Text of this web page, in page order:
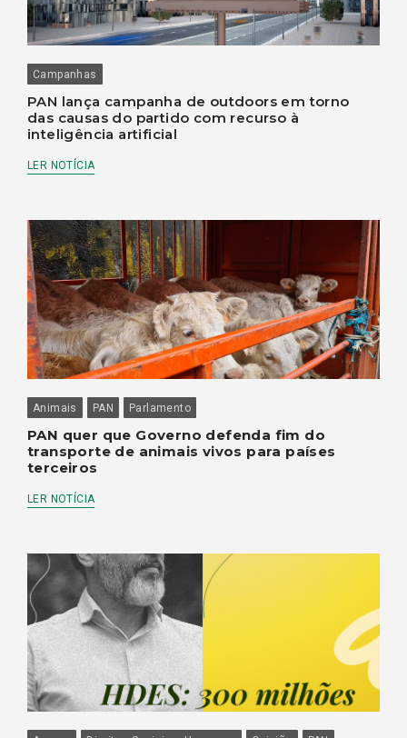
Campanhas
PAN lança campanha de outdoors em torno
das causas do partido com recurso à
inteligência artificial
LER NOTÍCIA
Animais PAN Parlamento
PAN quer que Governo defenda fim do
transporte de animais vivos para países
terceiros
LER NOTÍCIA